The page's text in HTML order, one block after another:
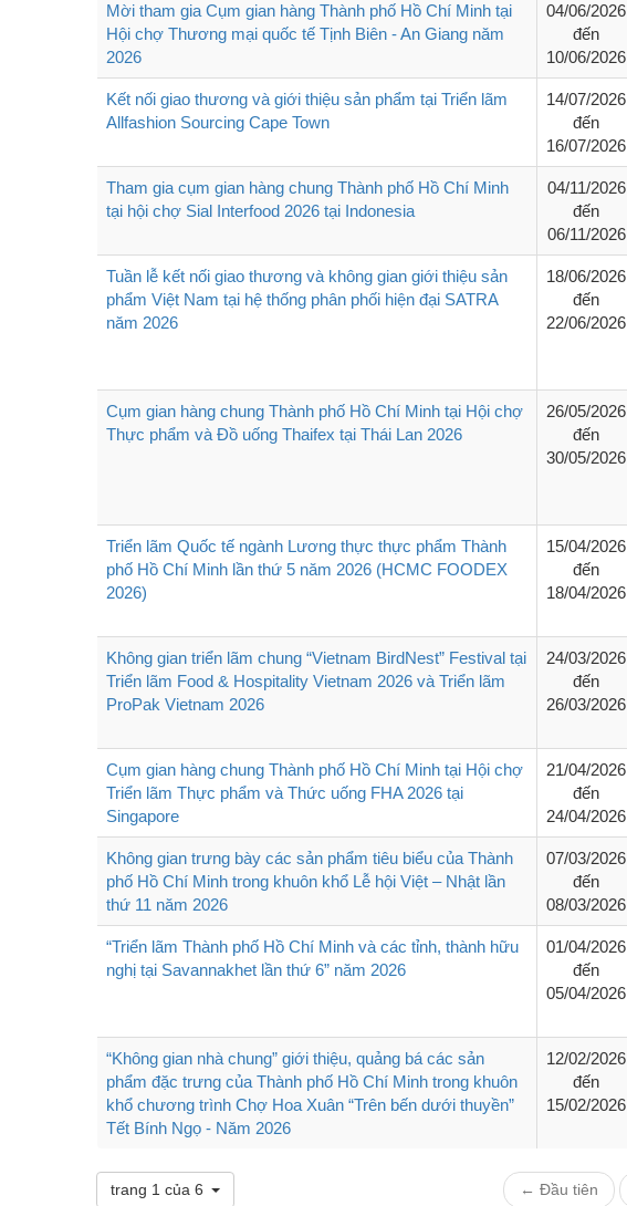
Mời tham gia Cụm gian hàng Thành phố Hồ Chí Minh tại
Hội chợ Thương mại quốc tế Tịnh Biên - An Giang năm
2026
04/06/2026
đến
10/06/2026
Kết nối giao thương và giới thiệu sản phẩm tại Triển lãm
Allfashion Sourcing Cape Town
14/07/2026
đến
16/07/2026
Tham gia cụm gian hàng chung Thành phố Hồ Chí Minh
tại hội chợ Sial Interfood 2026 tại Indonesia
04/11/2026
đến
06/11/2026
Tuần lễ kết nối giao thương và không gian giới thiệu sản
phẩm Việt Nam tại hệ thống phân phối hiện đại SATRA
năm 2026
18/06/2026
đến
22/06/2026
Cụm gian hàng chung Thành phố Hồ Chí Minh tại Hội chợ
Thực phẩm và Đồ uống Thaifex tại Thái Lan 2026
26/05/2026
đến
30/05/2026
Triển lãm Quốc tế ngành Lương thực thực phẩm Thành
phố Hồ Chí Minh lần thứ 5 năm 2026 (HCMC FOODEX
2026)
15/04/2026
đến
18/04/2026
Không gian triển lãm chung “Vietnam BirdNest” Festival tại
Triển lãm Food & Hospitality Vietnam 2026 và Triển lãm
ProPak Vietnam 2026
24/03/2026
đến
26/03/2026
Cụm gian hàng chung Thành phố Hồ Chí Minh tại Hội chợ
Triển lãm Thực phẩm và Thức uống FHA 2026 tại
Singapore
21/04/2026
đến
24/04/2026
Không gian trưng bày các sản phẩm tiêu biểu của Thành
phố Hồ Chí Minh trong khuôn khổ Lễ hội Việt – Nhật lần
thứ 11 năm 2026
07/03/2026
đến
08/03/2026
“Triển lãm Thành phố Hồ Chí Minh và các tỉnh, thành hữu
nghị tại Savannakhet lần thứ 6” năm 2026
01/04/2026
đến
05/04/2026
“Không gian nhà chung” giới thiệu, quảng bá các sản
phẩm đặc trưng của Thành phố Hồ Chí Minh trong khuôn
khổ chương trình Chợ Hoa Xuân “Trên bến dưới thuyền”
Tết Bính Ngọ - Năm 2026
12/02/2026
đến
15/02/2026
trang 1 của 6 ← Đầu tiên